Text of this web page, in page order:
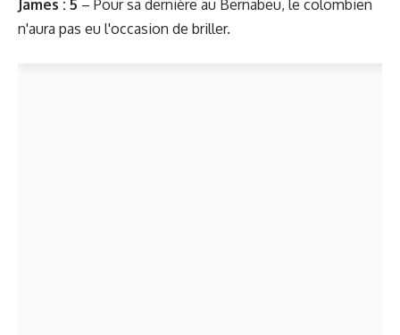
James : 5 – Pour sa dernière au Bernabeu, le colombien
n'aura pas eu l'occasion de briller.